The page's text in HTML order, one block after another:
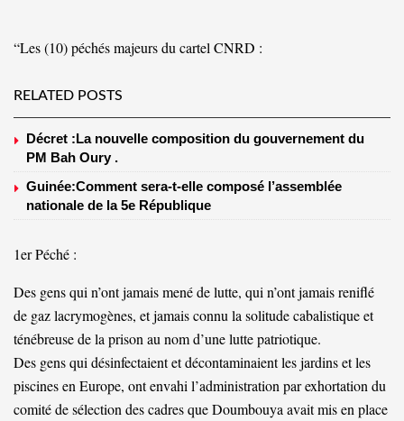
“Les (10) péchés majeurs du cartel CNRD :
RELATED POSTS
Décret :La nouvelle composition du gouvernement du
PM Bah Oury .
Guinée:Comment sera-t-elle composé l’assemblée
nationale de la 5e République
1er Péché :
Des gens qui n’ont jamais mené de lutte, qui n’ont jamais reniflé
de gaz lacrymogènes, et jamais connu la solitude cabalistique et
ténébreuse de la prison au nom d’une lutte patriotique.
Des gens qui désinfectaient et décontaminaient les jardins et les
piscines en Europe, ont envahi l’administration par exhortation du
comité de sélection des cadres que Doumbouya avait mis en place